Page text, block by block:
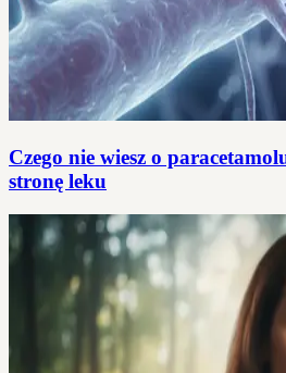
Czego nie wiesz o
stronę leku